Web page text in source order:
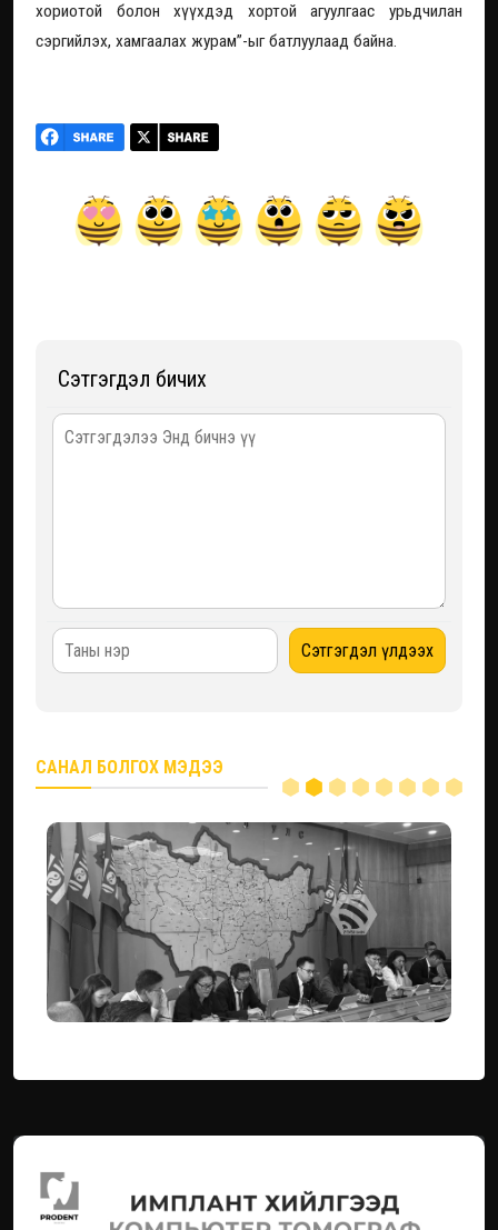
хориотой болон хүүхдэд хортой агуулгаас урьдчилан
сэргийлэх, хамгаалах журам”-ыг батлуулаад байна.
Сэтгэгдэл бичих
САНАЛ БОЛГОХ МЭДЭЭ